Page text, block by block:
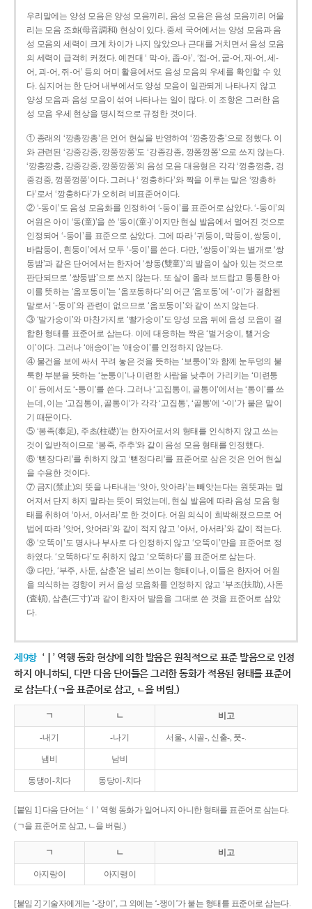
우리말에는 양성 모음은 양성 모음끼리, 음성 모음은 음성 모음끼리 어울
리는 모음 조화(母音調和) 현상이 있다. 중세 국어에서는 양성 모음과 음
성 모음의 세력이 크게 차이가 나지 않았으나 근대를 거치면서 음성 모음
의 세력이 급격히 커졌다. 예컨대 ‘ 막-아, 좁-아’, ‘접-어, 굽-어, 재-어, 세-
어, 괴-어, 쥐-어’ 등의 어미 활용에서도 음성 모음의 우세를 확인할 수 있
다. 심지어는 한 단어 내부에서도 양성 모음이 일관되게 나타나지 않고
양성 모음과 음성 모음이 섞여 나타나는 일이 많다. 이 조항은 그러한 음
성 모음 우세 현상을 명시적으로 규정한 것이다.
① 종래의 ‘깡총깡총’은 언어 현실을 반영하여 ‘깡충깡충’으로 정했다. 이
와 관련된 ‘강중강중, 깡쭝깡쭝’도 ‘강종강종, 깡쫑깡쫑’으로 쓰지 않는다.
‘깡충깡충, 강중강중, 깡쭝깡쭝’의 음성 모음 대응형은 각각 ‘껑충껑충, 겅
중겅중, 껑쭝껑쭝’이다. 그러나 ‘ 껑충하다’와 짝을 이루는 말은 ‘깡총하
다’로서 ‘깡충하다’가 오히려 비표준어이다.
② ‘-동이’도 음성 모음화를 인정하여 ‘-둥이’를 표준어로 삼았다. ‘-둥이’의
어원은 아이 ‘동(童)’을 쓴 ‘동이(童-)’이지만 현실 발음에서 멀어진 것으로
인정되어 ‘-둥이’를 표준으로 삼았다. 그에 따라 ‘귀둥이, 막둥이, 쌍둥이,
바람둥이, 흰둥이’에서 모두 ‘-둥이’를 쓴다. 다만, ‘쌍둥이’와는 별개로 ‘쌍
동밤’과 같은 단어에서는 한자어 ‘쌍동(雙童)’의 발음이 살아 있는 것으로
판단되므로 ‘쌍둥밤’으로 쓰지 않는다. 또 살이 올라 보드랍고 통통한 아
이를 뜻하는 ‘옴포동이’는 ‘옴포동하다’의 어근 ‘옴포동’에 ‘-이’가 결합된
말로서 ‘-둥이’와 관련이 없으므로 ‘옴포둥이’와 같이 쓰지 않는다.
③ ‘발가숭이’와 마찬가지로 ‘빨가숭이’도 양성 모음 뒤에 음성 모음이 결
합한 형태를 표준어로 삼는다. 이에 대응하는 짝은 ‘벌거숭이, 뻘거숭
이’이다. 그러나 ‘애송이’는 ‘애숭이’를 인정하지 않는다.
④ 물건을 보에 싸서 꾸려 놓은 것을 뜻하는 ‘보퉁이’와 함께 눈두덩의 불
룩한 부분을 뜻하는 ‘눈퉁이’나 미련한 사람을 낮추어 가리키는 ‘미련퉁
이’ 등에서도 ‘-퉁이’를 쓴다. 그러나 ‘고집통이, 골통이’에서는 ‘통이’를 쓰
는데, 이는 ‘고집통이, 골통이’가 각각 ‘고집통’, ‘골통’에 ‘-이’가 붙은 말이
기 때문이다.
⑤ ‘봉족(奉足), 주초(柱礎)’는 한자어로서의 형태를 인식하지 않고 쓰는
것이 일반적이므로 ‘봉죽, 주추’와 같이 음성 모음 형태를 인정했다.
⑥ ‘뻗장다리’를 취하지 않고 ‘뻗정다리’를 표준어로 삼은 것은 언어 현실
을 수용한 것이다.
⑦ 금지(禁止)의 뜻을 나타내는 ‘앗아, 앗아라’는 빼앗는다는 원뜻과는 멀
어져서 단지 하지 말라는 뜻이 되었는데, 현실 발음에 따라 음성 모음 형
태를 취하여 ‘아서, 아서라’로 한 것이다. 어원 의식이 희박해졌으므로 어
법에 따라 ‘앗어, 앗어라’와 같이 적지 않고 ‘아서, 아서라’와 같이 적는다.
⑧ ‘오똑이’도 명사나 부사로 다 인정하지 않고 ‘오뚝이’만을 표준어로 정
하였다. ‘오똑하다’도 취하지 않고 ‘오뚝하다’를 표준어로 삼는다.
⑨ 다만, ‘부주, 사둔, 삼춘’은 널리 쓰이는 형태이나, 이들은 한자어 어원
을 의식하는 경향이 커서 음성 모음화를 인정하지 않고 ‘부조(扶助), 사돈
(査頓), 삼촌(三寸)’과 같이 한자어 발음을 그대로 쓴 것을 표준어로 삼았
다.
제9항 ‘ㅣ’ 역행 동화 현상에 의한 발음은 원칙적으로 표준 발음으로 인정
하지 아니하되, 다만 다음 단어들은 그러한 동화가 적용된 형태를 표준어
로 삼는다.(ㄱ을 표준어로 삼고, ㄴ을 버림.)
ㄱ ㄴ 비고
-내기 -나기 서울-, 시골-, 신출-, 풋-.
냄비 남비
동댕이-치다 동당이-치다
[붙임 1] 다음 단어는 ‘ㅣ’ 역행 동화가 일어나지 아니한 형태를 표준어로 삼는다.
(ㄱ을 표준어로 삼고, ㄴ을 버림.)
ㄱ ㄴ 비고
아지랑이 아지랭이
[붙임 2] 기술자에게는 ‘-장이’, 그 외에는 ‘-쟁이’가 붙는 형태를 표준어로 삼는다.